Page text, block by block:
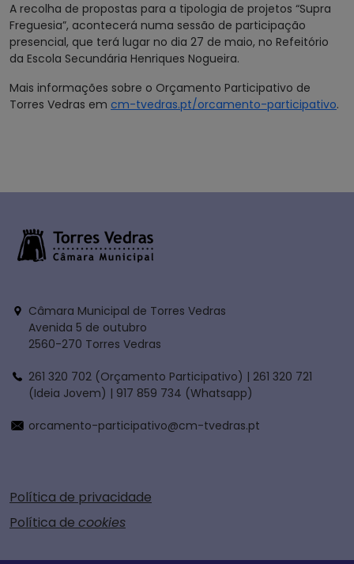
A recolha de propostas para a tipologia de projetos “Supra
Freguesia”, acontecerá numa sessão de participação
presencial, que terá lugar no dia 27 de maio, no Refeitório
da Escola Secundária Henriques Nogueira.
Mais informações sobre o Orçamento Participativo de
Torres Vedras em cm-tvedras.pt/orcamento-participativo.
Câmara Municipal de Torres Vedras
Avenida 5 de outubro
2560-270 Torres Vedras
261 320 702 (Orçamento Participativo) | 261 320 721
(Ideia Jovem) | 917 859 734 (Whatsapp)
orcamento-participativo@cm-tvedras.pt
Política de privacidade
Política de cookies